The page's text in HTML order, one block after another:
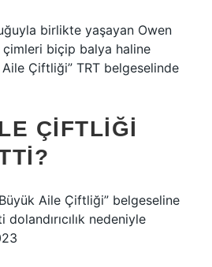
birlikte yaşayan Owen
biçip balya haline
Aile Çiftliği” TRT belgeselinde
ÇIFTLIĞI
Aile Çiftliği” belgeseline
nedeniyle